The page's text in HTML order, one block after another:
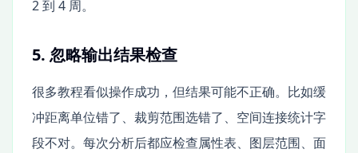
2 到 4 周。
5. 忽略输出结果检查
很多教程看似操作成功，但结果可能不正确。比如缓
冲距离单位错了、裁剪范围选错了、空间连接统计字
段不对。每次分析后都应检查属性表、图层范围、面